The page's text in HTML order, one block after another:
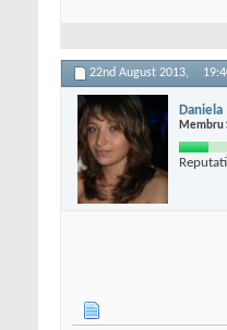
22nd August 2013,
Daniela
Membru